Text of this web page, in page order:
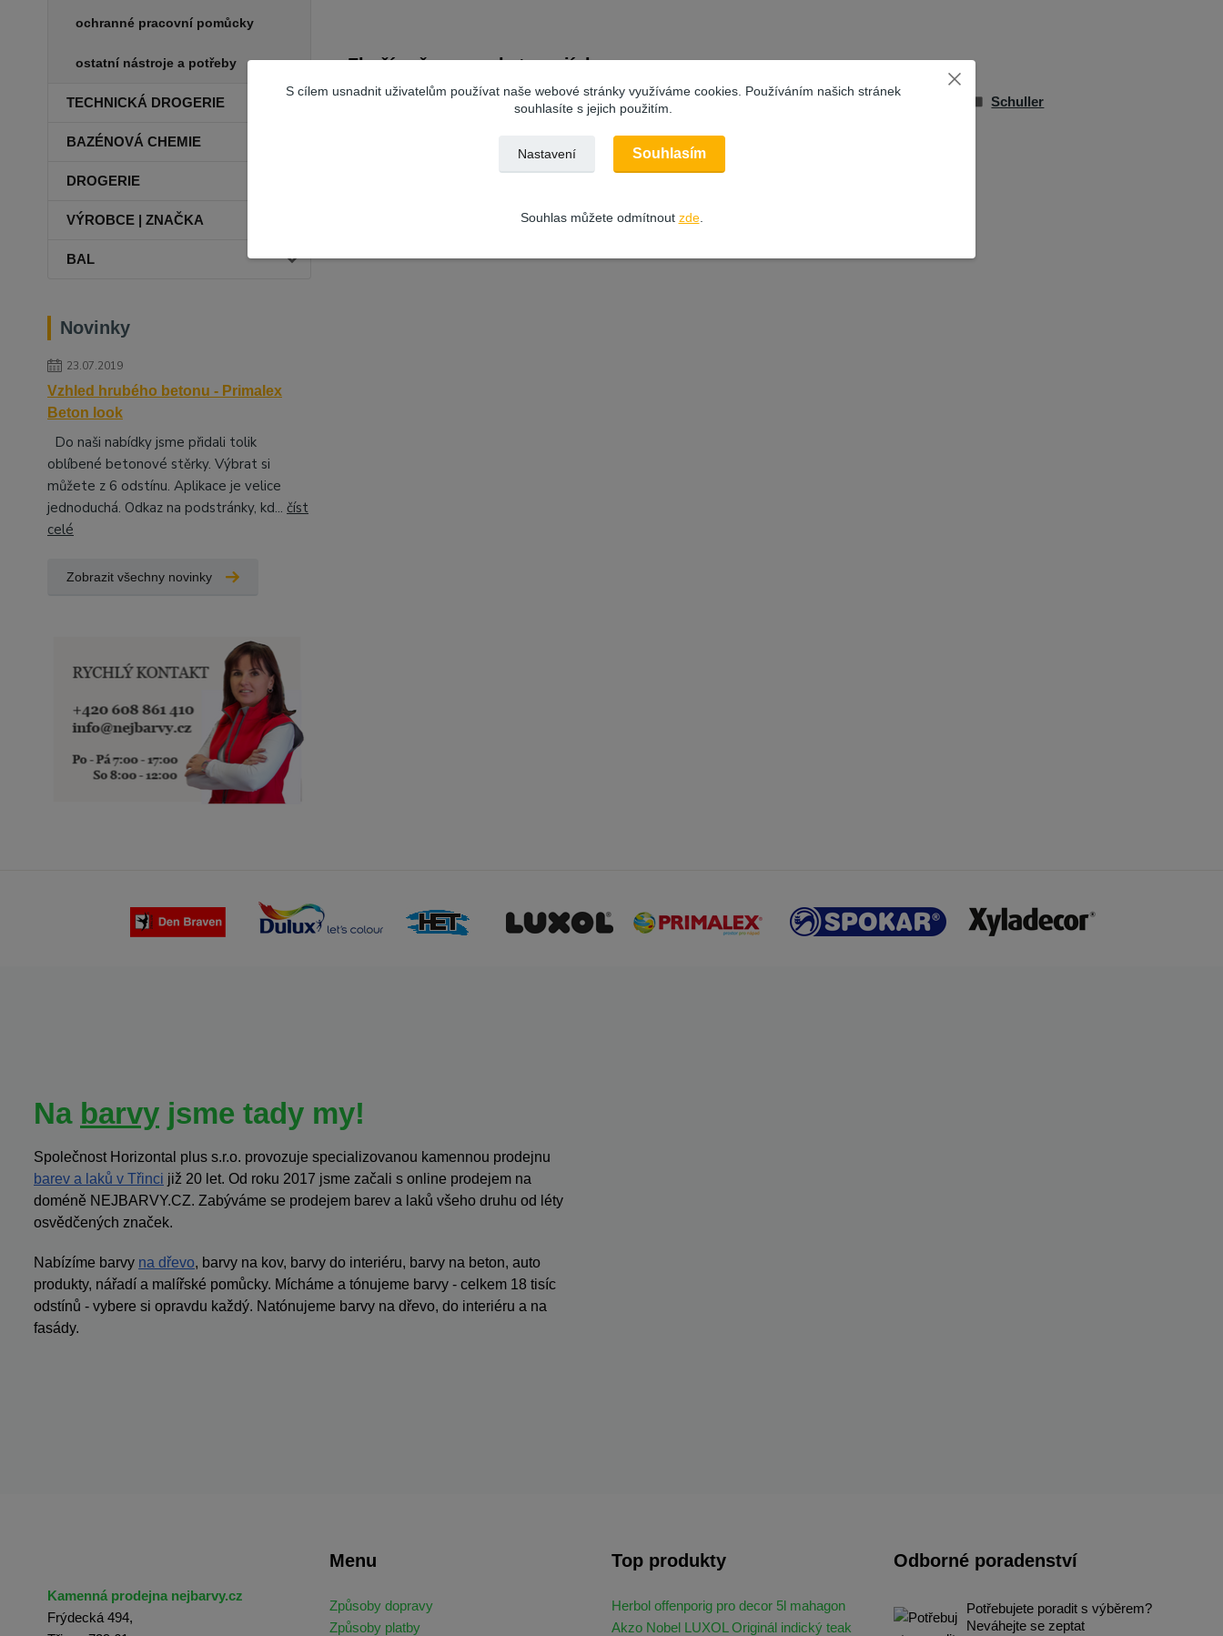
ochranné pracovní pomůcky
ostatní nástroje a potřeby
TECHNICKÁ DROGERIE
BAZÉNOVÁ CHEMIE
DROGERIE
VÝROBCE | ZNAČKA
BAL
Novinky
23.07.2019
Vzhled hrubého betonu - Primalex
Beton look
Do naši nabídky jsme přidali tolik
oblíbené betonové stěrky. Výbrat si
můžete z 6 odstínu. Aplikace je velice
jednoduchá. Odkaz na podstránky, kd... číst
celé
Zobrazit všechny novinky
Zboží zařazeno v kategoriích
MALÍŘSKÉ NÁŘADÍ A
VÝROBCE | ZNAČKA Schuller
Na barvy jsme tady my!
Společnost Horizontal plus s.r.o. provozuje specializovanou kamennou prodejnu
barev a laků v Třinci již 20 let. Od roku 2017 jsme začali s online prodejem na
doméně NEJBARVY.CZ. Zabýváme se prodejem barev a laků všeho druhu od léty
osvědčených značek.
Nabízíme barvy na dřevo, barvy na kov, barvy do interiéru, barvy na beton, auto
produkty, nářadí a malířské pomůcky. Mícháme a tónujeme barvy - celkem 18 tisíc
odstínů - vybere si opravdu každý. Natónujeme barvy na dřevo, do interiéru a na
fasády.
Kamenná prodejna nejbarvy.cz
Frýdecká 494,
Menu
Způsoby dopravy
Způsoby platby
Top produkty
Herbol offenporig pro decor 5l mahagon
Akzo Nobel LUXOL Originál indický teak
Odborné poradenství
Potřebujete poradit s výběrem?
Neváhejte se zeptat
S cílem usnadnit uživatelům používat naše webové stránky využíváme cookies. Používáním našich stránek
souhlasíte s jejich použitím.
Nastavení Souhlasím
Souhlas můžete odmítnout zde.